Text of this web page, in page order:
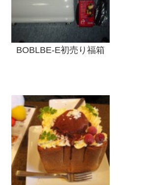
BOBLBE-E初売り福箱